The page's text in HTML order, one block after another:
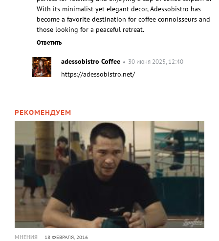
With its minimalist yet elegant decor, Adessobistro has
become a favorite destination for coffee connoisseurs and
those looking for a peaceful retreat.
Ответить
adessobistro Coffee 30 июня 2025, 12:40
https://adessobistro.net/
РЕКОМЕНДУЕМ
МНЕНИЯ 18 ФЕВРАЛЯ, 2016